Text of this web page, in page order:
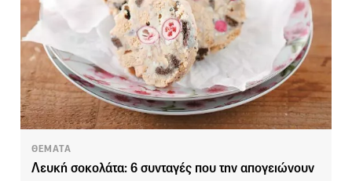
ΘΕΜΑΤΑ
Λευκή σοκολάτα: 6 συνταγές που την απογειώνουν